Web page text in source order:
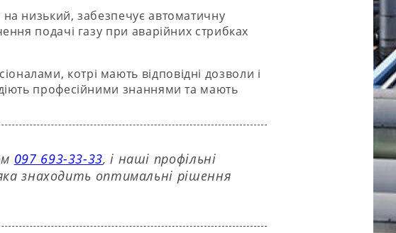
низький, забезпечує автоматичну
подачі газу при аварійних стрибках
котрі мають відповідні дозволи і
професійними знаннями та мають
097 693-33-33, і наші профільні
знаходить оптимальні рішення